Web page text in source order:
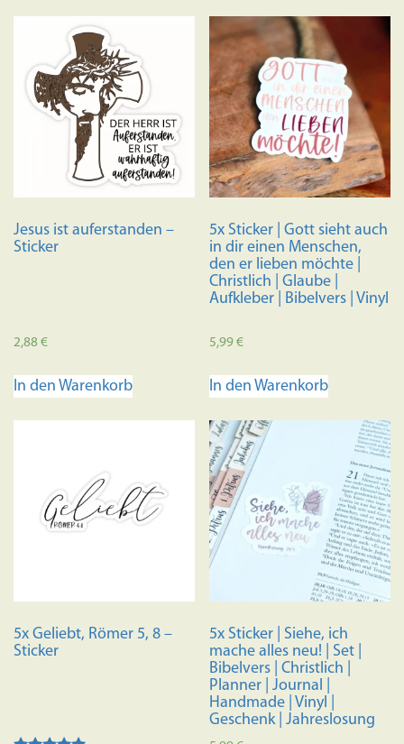
Jesus ist auferstanden –
Sticker
2,88€
In den Warenkorb
5x Sticker | Gott sieht auch
in dir einen Menschen,
den er lieben möchte |
Christlich | Glaube |
Aufkleber | Bibelvers | Vinyl
5,99€
In den Warenkorb
5x Geliebt, Römer 5, 8 –
Sticker
5x Sticker | Siehe, ich
mache alles neu! | Set |
Bibelvers | Christlich |
Planner | Journal |
Handmade | Vinyl |
Geschenk | Jahreslosung